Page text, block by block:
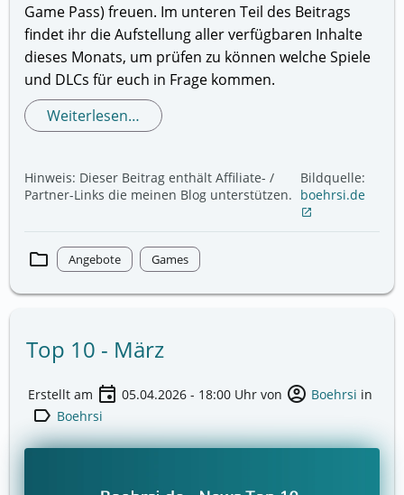
Game Pass) freuen. Im unteren Teil des Beitrags
findet ihr die Aufstellung aller verfügbaren Inhalte
dieses Monats, um prüfen zu können welche Spiele
und DLCs für euch in Frage kommen.
Weiterlesen…
Hinweis: Dieser Beitrag enthält Affiliate- /
Partner-Links die meinen Blog unterstützen.
Bildquelle:
boehrsi.de
open_in_new
folder Angebote Games
Top 10 - März
Erstellt am event 05.04.2026 - 18:00 Uhr von account_circle Boehrsi in
label Boehrsi